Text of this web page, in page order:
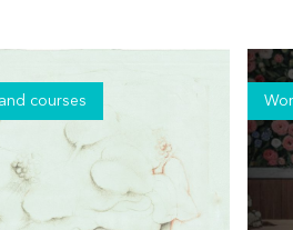
courses